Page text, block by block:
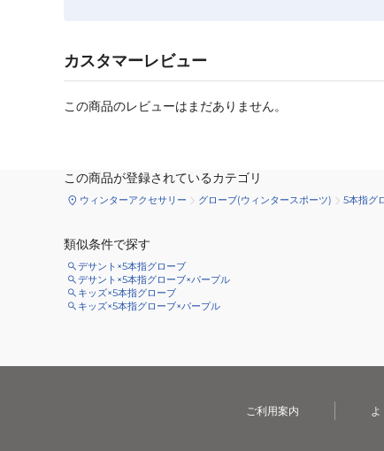
カスタマーレビュー
この商品のレビューはまだありません。
この商品が登録されているカテゴリ
ウィンターアクセサリー グローブ(ウィンタースポーツ) 5本指グ
類似条件で探す
デサント×5本指グローブ
デサント×5本指グローブ×パープル
キッズ×5本指グローブ
キッズ×5本指グローブ×パープル
ご利用案内